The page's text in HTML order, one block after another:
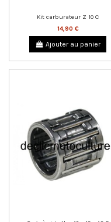
Kit carburateur Z 10 C
14,90 €
Ajouter au panier